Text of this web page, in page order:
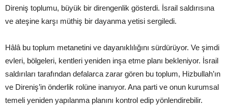
Direniş toplumu, büyük bir direngenlik gösterdi. İsrail saldırısına
ve ateşine karşı müthiş bir dayanma yetisi sergiledi.
Hâlâ bu toplum metanetini ve dayanıklılığını sürdürüyor. Ve şimdi
evleri, bölgeleri, kentleri yeniden inşa etme planı bekleniyor. İsrail
saldırıları tarafından defalarca zarar gören bu toplum, Hizbullah’ın
ve Direniş’in önderlik rolüne inanıyor. Ana parti ve onun kurumsal
temeli yeniden yapılanma planını kontrol edip yönlendirebilir.